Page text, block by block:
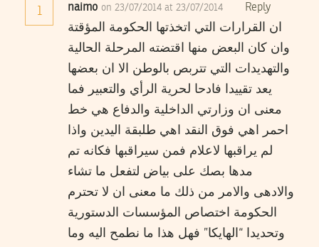
1 naimo on 23/07/2014 at 23/07/2014 Reply
ان القرارات التي اتخذتها الحكومة المؤقتة
وان كان البعض منها اقتضته المرحلة الحالية
والتهديدات التي تتربص بالوطن الا ان بعضها
يعد تقييدا فادحا لحرية الرأي والتعبير فما
معنى ان وزارتي الداخلية والدفاع هي خط
احمر اهي فوق النقد اهي طلبقة اليدين واذا
لم يراقبها لاعلام فمن سيراقبها فكانه تم
مدها بصك على بياض لتفعل ما تشاء
والادهى والامر من ذلك ما معنى ان لا تحترم
الحكومة اختصاص المؤسسات الدستورية
وتحديدا “الهايكا” فهل هذا ما نطمح اليه وما